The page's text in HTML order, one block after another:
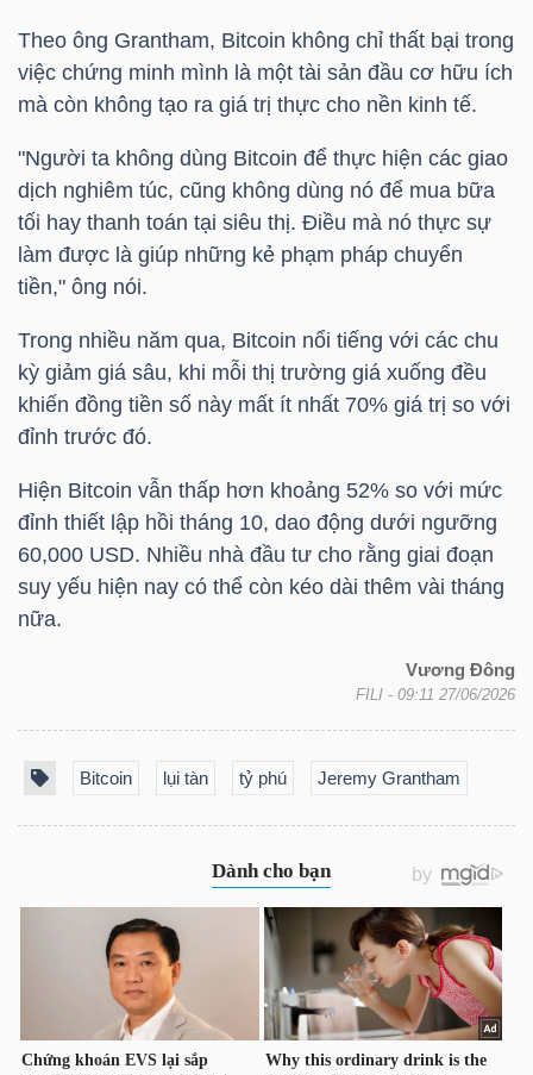
Theo ông Grantham, Bitcoin không chỉ thất bại trong
việc chứng minh mình là một tài sản đầu cơ hữu ích
mà còn không tạo ra giá trị thực cho nền kinh tế.
"Người ta không dùng Bitcoin để thực hiện các giao
dịch nghiêm túc, cũng không dùng nó để mua bữa
tối hay thanh toán tại siêu thị. Điều mà nó thực sự
làm được là giúp những kẻ phạm pháp chuyển
tiền," ông nói.
Trong nhiều năm qua, Bitcoin nổi tiếng với các chu
kỳ giảm giá sâu, khi mỗi thị trường giá xuống đều
khiến đồng tiền số này mất ít nhất 70% giá trị so với
đỉnh trước đó.
Hiện Bitcoin vẫn thấp hơn khoảng 52% so với mức
đỉnh thiết lập hồi tháng 10, dao động dưới ngưỡng
60,000 USD. Nhiều nhà đầu tư cho rằng giai đoạn
suy yếu hiện nay có thể còn kéo dài thêm vài tháng
nữa.
Vương Đông
FILI - 09:11 27/06/2026
Bitcoin lụi tàn tỷ phú Jeremy Grantham
PHÂN
VĨ
MÔ
NGÀNH
DOANH
NGHIỆP